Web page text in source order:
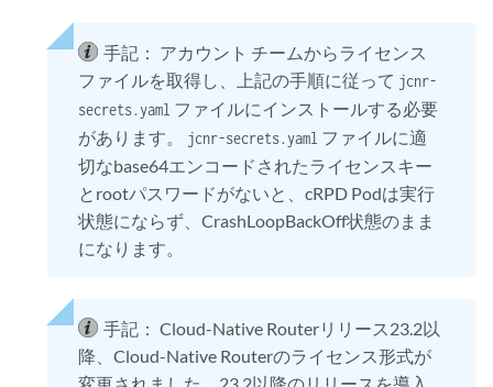
手記： アカウント チームからライセンス
ファイルを取得し、上記の手順に従って jcnr-
secrets.yaml ファイルにインストールする必要
があります。 jcnr-secrets.yaml ファイルに適
切なbase64エンコードされたライセンスキー
とrootパスワードがないと、cRPD Podは実行
状態にならず、CrashLoopBackOff状態のまま
になります。
手記： Cloud-Native Routerリリース23.2以
降、Cloud-Native Routerのライセンス形式が